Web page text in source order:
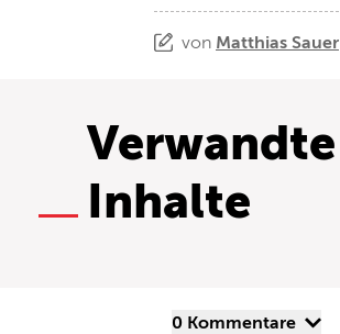
von Matthias Sauer
Verwandte
Inhalte
0 Kommentare